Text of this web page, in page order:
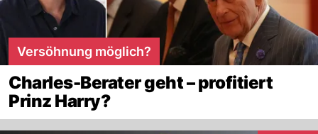
Versöhnung möglich?
Charles-Berater geht – profitiert
Prinz Harry?